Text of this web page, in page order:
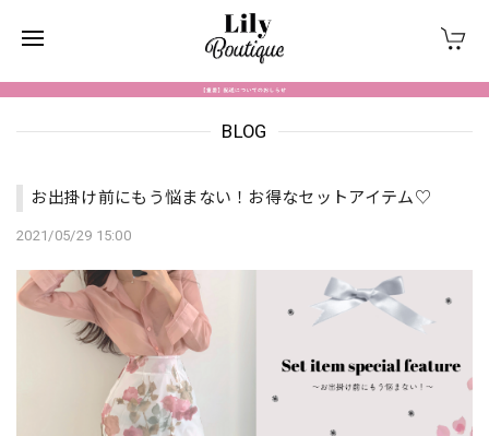
BLOG
お出掛け前にもう悩まない！お得なセットアイテム♡
2021/05/29 15:00